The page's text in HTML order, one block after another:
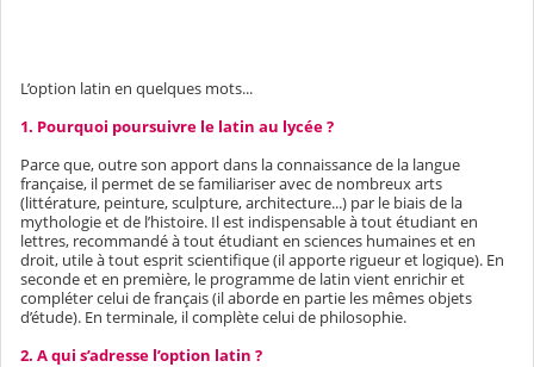
L’option latin en quelques mots...
1. Pourquoi poursuivre le latin au lycée ?
Parce que, outre son apport dans la connaissance de la langue
française, il permet de se familiariser avec de nombreux arts
(littérature, peinture, sculpture, architecture...) par le biais de la
mythologie et de l’histoire. Il est indispensable à tout étudiant en
lettres, recommandé à tout étudiant en sciences humaines et en
droit, utile à tout esprit scientifique (il apporte rigueur et logique). En
seconde et en première, le programme de latin vient enrichir et
compléter celui de français (il aborde en partie les mêmes objets
d’étude). En terminale, il complète celui de philosophie.
2. A qui s’adresse l’option latin ?